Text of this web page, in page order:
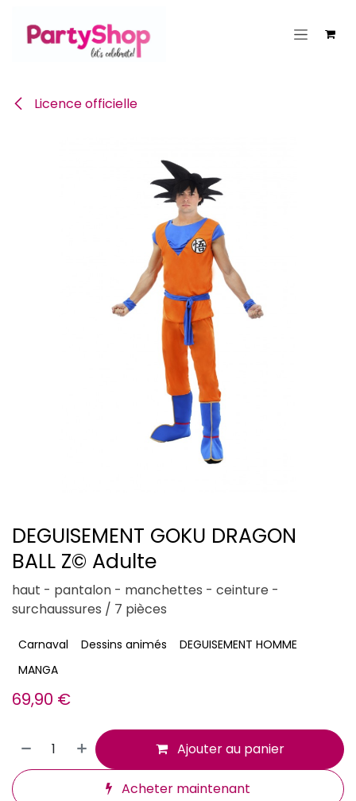
Licence officielle
DEGUISEMENT GOKU DRAGON
BALL Z© Adulte
haut - pantalon - manchettes - ceinture -
surchaussures / 7 pièces
Carnaval Dessins animés
DEGUISEMENT HOMME
MANGA
69,90 €
Ajouter au panier
Acheter maintenant